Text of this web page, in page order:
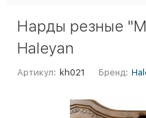
Нарды резные
Haleyan
Артикул: kh021 Бренд: